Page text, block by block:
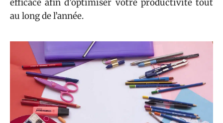
efficace afin d’optimiser votre productivité tout
au long de l’année.